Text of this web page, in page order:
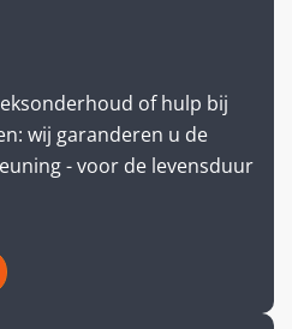
of hulp bij
wij garanderen u de
- voor de levensduur